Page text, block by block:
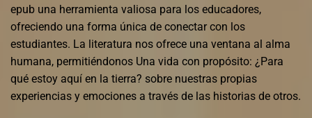
epub una herramienta valiosa para los educadores,
ofreciendo una forma única de conectar con los
estudiantes. La literatura nos ofrece una ventana al alma
humana, permitiéndonos Una vida con propósito: ¿Para
qué estoy aquí en la tierra? sobre nuestras propias
experiencias y emociones a través de las historias de otros.